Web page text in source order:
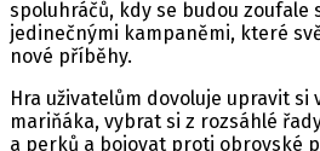
spoluhráčů, kdy se budou
jedinečnými kampaněmi, které
nové příběhy.
Hra uživatelům dovoluje upravit
mariňáka, vybrat si z rozsáhlé
a perků a bojovat proti obrovské